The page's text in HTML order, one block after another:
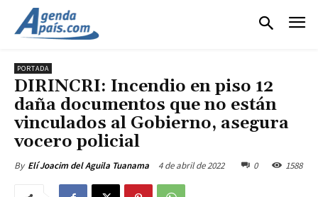
PORTADA
DIRINCRI: Incendio en piso 12
daña documentos que no están
vinculados al Gobierno, asegura
vocero policial
By Elí Joacim del Aguila Tuanama 4 de abril de 2022 0 1588